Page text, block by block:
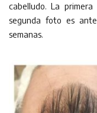
cabelludo. La
segunda foto es
semanas.